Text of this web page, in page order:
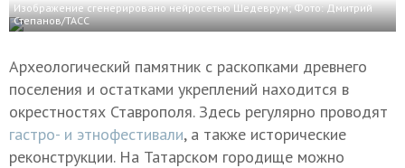
Изображение сгенерировано нейросетью Шедеврум; Фото: Дмитрий
Степанов/ТАСС
Археологический памятник с раскопками древнего
поселения и остатками укреплений находится в
окрестностях Ставрополя. Здесь регулярно проводят
гастро- и этнофестивали, а также исторические
реконструкции. На Татарском городище можно